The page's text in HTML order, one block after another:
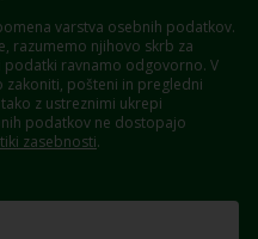
varstva osebnih podatkov.
razumemo njihovo skrb za
ravnamo odgovorno. V
zakoniti, pošteni in pregledni
z ustreznimi ukrepi
podatkov ne dostopajo
zasebnosti.